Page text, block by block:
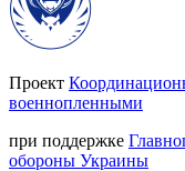
Проект
военнопленными
при поддержке
обороны Украины